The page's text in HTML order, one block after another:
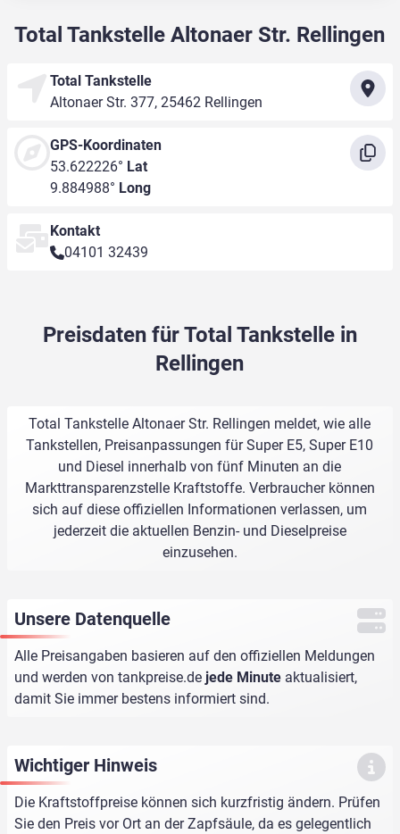
Total Tankstelle Altonaer Str. Rellingen
Total Tankstelle
Altonaer Str. 377, 25462 Rellingen
GPS-Koordinaten
53.622226° Lat
9.884988° Long
Kontakt
04101 32439
Preisdaten für Total Tankstelle in
Rellingen
Total Tankstelle Altonaer Str. Rellingen meldet, wie alle
Tankstellen, Preisanpassungen für Super E5, Super E10
und Diesel innerhalb von fünf Minuten an die
Markttransparenzstelle Kraftstoffe. Verbraucher können
sich auf diese offiziellen Informationen verlassen, um
jederzeit die aktuellen Benzin- und Dieselpreise
einzusehen.
Unsere Datenquelle
Alle Preisangaben basieren auf den offiziellen Meldungen
und werden von tankpreise.de jede Minute aktualisiert,
damit Sie immer bestens informiert sind.
Wichtiger Hinweis
Die Kraftstoffpreise können sich kurzfristig ändern. Prüfen
Sie den Preis vor Ort an der Zapfsäule, da es gelegentlich